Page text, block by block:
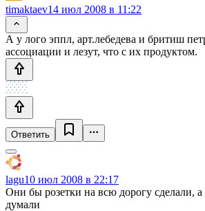
timaktaev14 июл 2008 в 11:22
А у лого эппл, арт.лебедева и бритиш
ассоциации и лезут, что с их продуктом.
Ответить
lagu10 июл 2008 в 22:17
Они бы розетки на всю дорогу сделали,
думали